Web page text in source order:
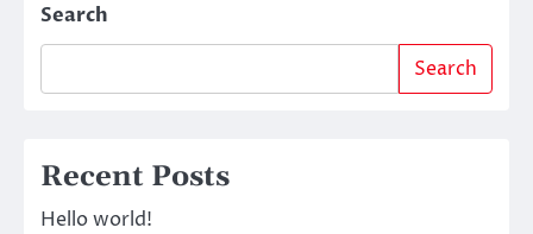
Search
Search
Recent Posts
Hello world!